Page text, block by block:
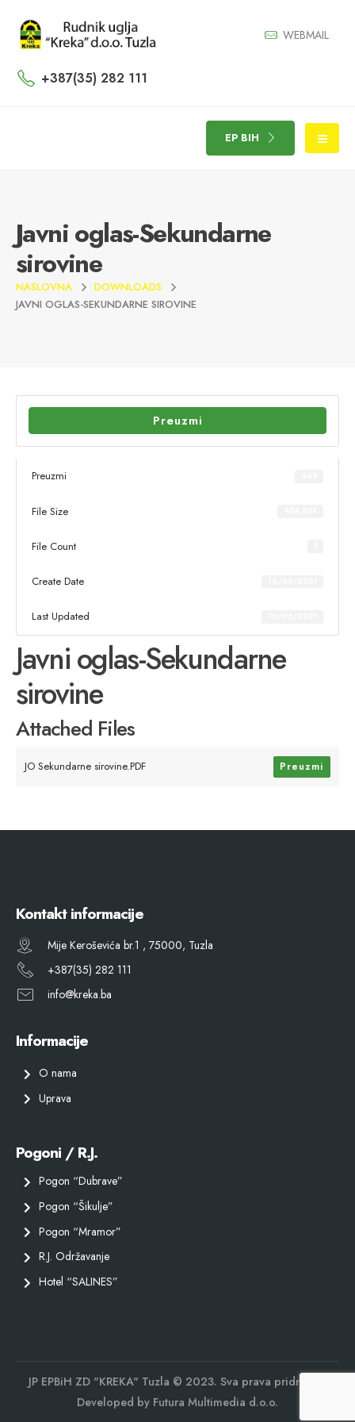
WEBMAIL
+387(35) 282 111
EP BIH
Javni oglas-Sekundarne
sirovine
NASLOVNA
DOWNLOADS
JAVNI OGLAS-SEKUNDARNE SIROVINE
Preuzmi
Preuzmi
File Size
File Count
Create Date
Last Updated
Javni oglas-Sekundarne
sirovine
Attached Files
JO Sekundarne sirovine.PDF Preuzmi
Kontakt informacije
Mije Keroševića br.1 , 75000, Tuzla
+387(35) 282 111
info@kreka.ba
Informacije
O nama
Uprava
Pogoni / R.J.
Pogon “Dubrave”
Pogon “Šikulje”
Pogon “Mramor”
R.J. Održavanje
Hotel “SALINES”
JP EPBiH ZD "KREKA" Tuzla © 2023. Sva prava pridržana.
Developed by Futura Multimedia d.o.o.